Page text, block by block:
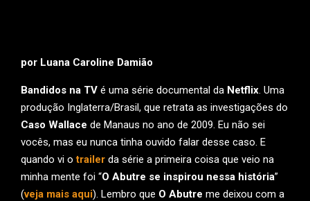
por Luana Caroline Damião
Bandidos na TV é uma série documental da Netflix. Uma
produção Inglaterra/Brasil, que retrata as investigações do
Caso Wallace de Manaus no ano de 2009. Eu não sei
vocês, mas eu nunca tinha ouvido falar desse caso. E
quando vi otrailer da série a primeira coisa que veio na
minha mente foi “O Abutre se inspirou nessa história”
(veja mais aqui). Lembro que O Abutre me deixou com a